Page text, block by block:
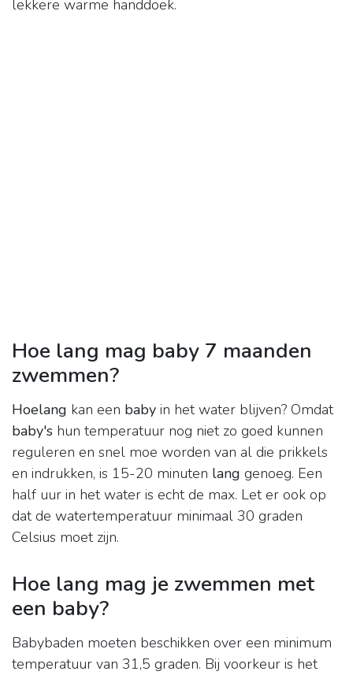
lekkere warme handdoek.
Hoe lang mag baby 7 maanden
zwemmen?
Hoelang kan een baby in het water blijven? Omdat
baby's hun temperatuur nog niet zo goed kunnen
reguleren en snel moe worden van al die prikkels
en indrukken, is 15-20 minuten lang genoeg. Een
half uur in het water is echt de max. Let er ook op
dat de watertemperatuur minimaal 30 graden
Celsius moet zijn.
Hoe lang mag je zwemmen met
een baby?
Babybaden moeten beschikken over een minimum
temperatuur van 31,5 graden. Bij voorkeur is het